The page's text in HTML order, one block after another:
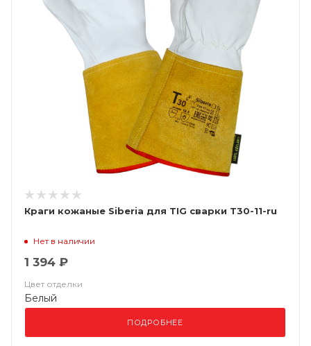
Краги кожаные Siberia для TIG сварки T30-11-ru
Нет в наличии
1 394 ₽
Цвет отделки
Белый
ПОДРОБНЕЕ